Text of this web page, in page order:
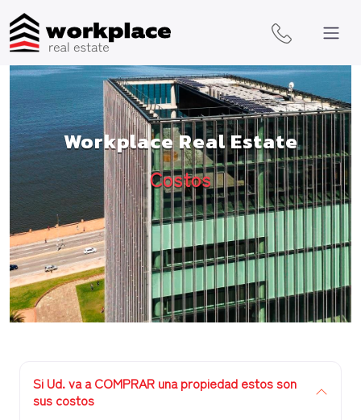
Workplace Real Estate
Costos
Si Ud. va a COMPRAR una propiedad estos son
sus costos